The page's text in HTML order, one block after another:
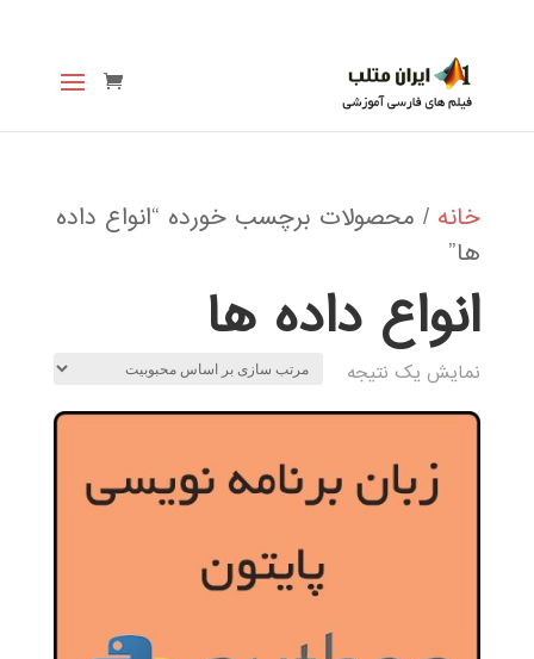
خانه / محصولات برچسب خورده “انواع داده
ها”
انواع داده ها
نمایش یک نتیجه